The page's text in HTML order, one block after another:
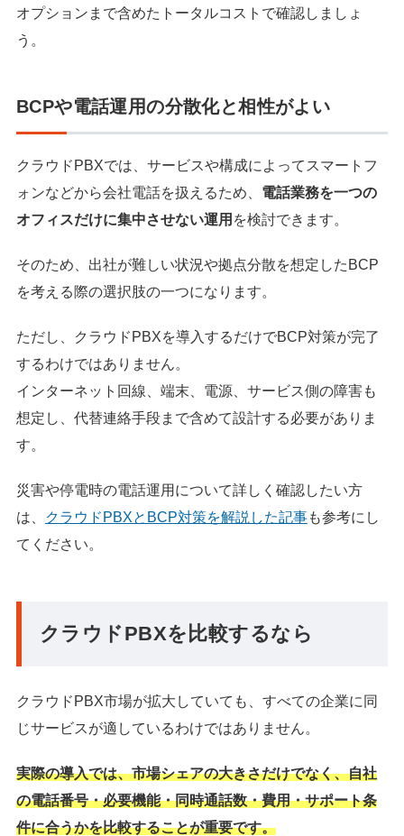
オプションまで含めたトータルコストで確認しましょ
う。
BCPや電話運用の分散化と相性がよい
クラウドPBXでは、サービスや構成によってスマートフ
ォンなどから会社電話を扱えるため、 電話業務を一つの
オフィスだけに集中させない運用 を検討できます。
そのため、出社が難しい状況や拠点分散を想定したBCP
を考える際の選択肢の一つになります。
ただし、クラウドPBXを導入するだけでBCP対策が完了
するわけではありません。
インターネット回線、端末、電源、サービス側の障害も
想定し、代替連絡手段まで含めて設計する必要がありま
す。
災害や停電時の電話運用について詳しく確認したい方
は、
クラウドPBXとBCP対策を解説した記事も参考にし
てください。
クラウドPBXを比較するなら
クラウドPBX市場が拡大していても、すべての企業に同
じサービスが適しているわけではありません。
実際の導入では、市場シェアの大きさだけでなく、自社
の電話番号・必要機能・同時通話数・費用・サポート条
件に合うかを比較することが重要です。